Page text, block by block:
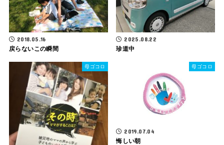
2018.05.16
戻らないこの瞬間
2025.08.22
珍道中
母ゴコロ 母ゴコロ
2019.07.04
悔しい朝